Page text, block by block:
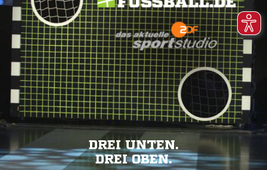
DREI UNTEN.
DREI OBEN.